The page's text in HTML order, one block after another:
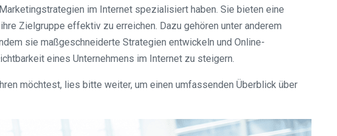
im Internet spezialisiert haben. Sie bieten eine
Zielgruppe effektiv zu erreichen. Dazu gehören unter anderem
sie maßgeschneiderte Strategien entwickeln und Online-
eines Unternehmens im Internet zu steigern.
möchtest, lies bitte weiter, um einen umfassenden Überblick über